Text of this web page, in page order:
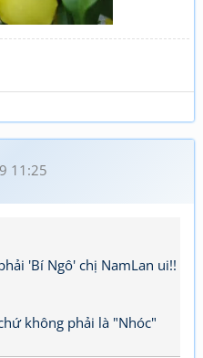
11:25
'Bí Ngô' chị NamLan ui!!
không phải là "Nhóc"